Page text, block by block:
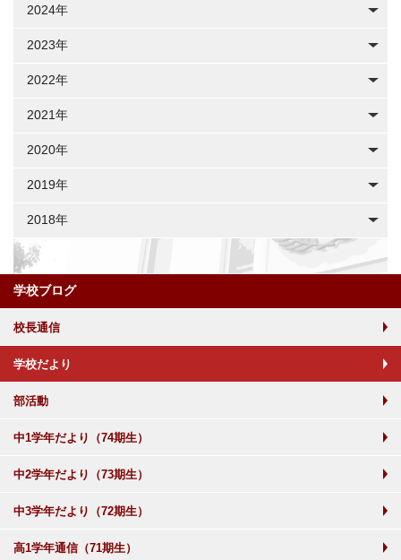
2024年
2023年
2022年
2021年
2020年
2019年
2018年
学校ブログ
校長通信
学校だより
部活動
中1学年だより（74期生）
中2学年だより（73期生）
中3学年だより（72期生）
高1学年通信（71期生）